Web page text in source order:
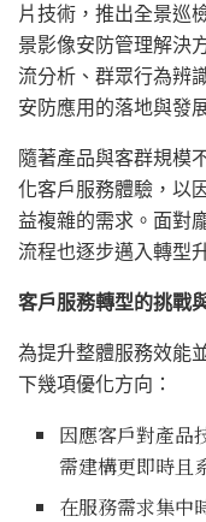
片技術，推出全景巡
景影像安防管理解決
流分析、群眾行為辨
安防應用的落地與發
隨著產品與客群規模
化客戶服務體驗，以
益複雜的需求。面對
流程也逐步邁入轉型
客戶服務轉型的挑戰
為提升整體服務效能
下幾項優化方向：
因應客戶對產品
需建構更即時且
在服務需求集中